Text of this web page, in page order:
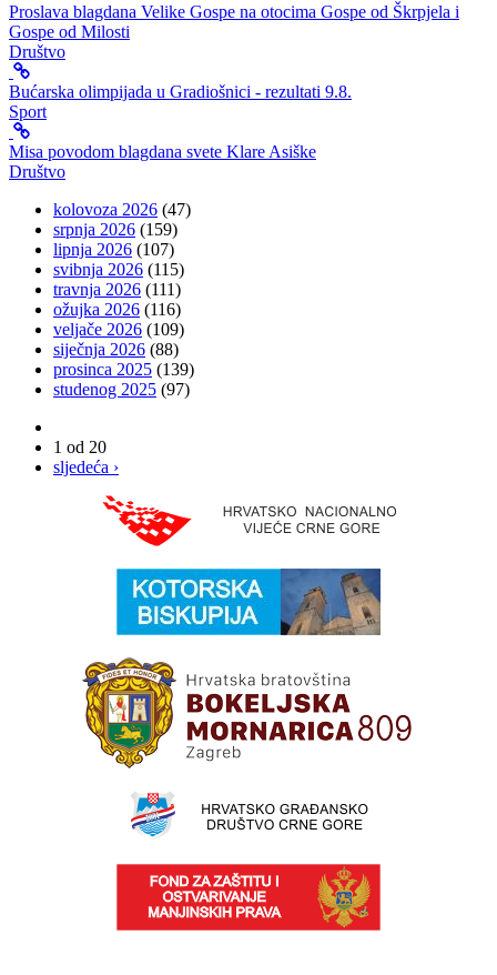
Proslava blagdana Velike Gospe na otocima Gospe od Škrpjela i
Gospe od Milosti
Društvo
Bućarska olimpijada u Gradiošnici - rezultati 9.8.
Sport
Misa povodom blagdana svete Klare Asiške
Društvo
kolovoza 2026 (47)
srpnja 2026 (159)
lipnja 2026 (107)
svibnja 2026 (115)
travnja 2026 (111)
ožujka 2026 (116)
veljače 2026 (109)
siječnja 2026 (88)
prosinca 2025 (139)
studenog 2025 (97)
1 od 20
sljedeća ›